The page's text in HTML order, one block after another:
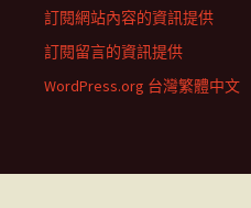
訂閱網站內容的資訊提供
訂閱留言的資訊提供
WordPress.org 台灣繁體中文